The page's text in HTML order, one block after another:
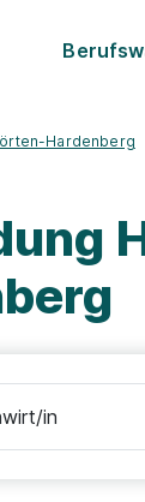
Hardenberg